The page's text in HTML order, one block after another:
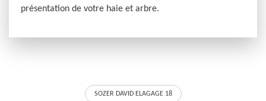
présentation de votre haie et arbre.
SOZER DAVID ELAGAGE 18